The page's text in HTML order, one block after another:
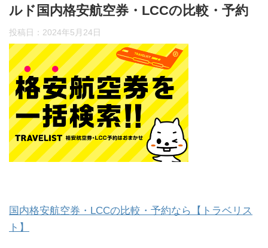
ルド国内格安航空券・LCCの比較・予約
投稿日： 2024年5月24日
国内格安航空券・LCCの比較・予約なら【トラベリス
ト】